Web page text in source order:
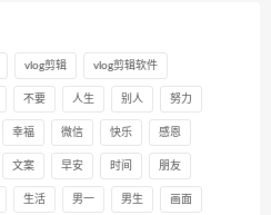
vlog剪辑 vlog剪辑软件
不要 人生 别人 努力
幸福 微信 快乐 感恩
文案 早安 时间 朋友
生活 男一 男生 画面